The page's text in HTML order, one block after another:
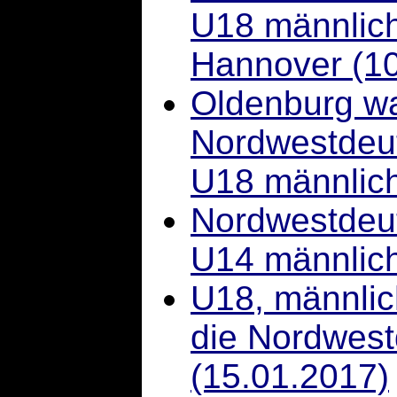
U18
Hannover
Oldenburg
U18
U14
U18,
die
(15.01.2017)